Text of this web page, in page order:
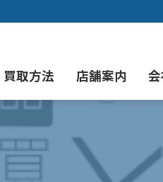
よくあるご質問
現代アート買取
買取方法
出張買取（無料）
店舗案内
大阪店
当社の特徴